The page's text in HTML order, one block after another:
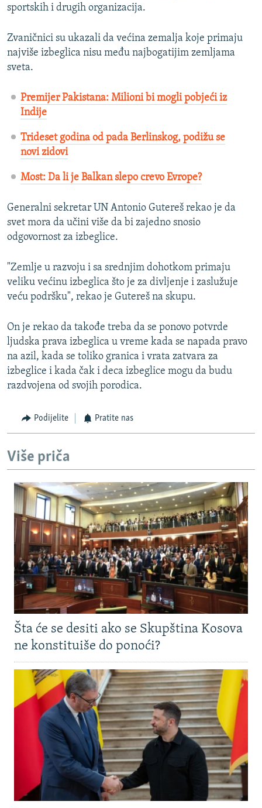
sportskih i drugih organizacija.
Zvaničnici su ukazali da većina zemalja koje primaju
najviše izbeglica nisu među najbogatijim zemljama
sveta.
Premijer Pakistana: Milioni bi mogli pobjeći iz
Indije
Trideset godina od pada Berlinskog, podižu se
novi zidovi
Most: Da li je Balkan slepo crevo Evrope?
Generalni sekretar UN Antonio Gutereš rekao je da
svet mora da učini više da bi zajedno snosio
odgovornost za izbeglice.
"Zemlje u razvoju i sa srednjim dohotkom primaju
veliku većinu izbeglica što je za divljenje i zaslužuje
veću podršku", rekao je Gutereš na skupu.
On je rekao da takođe treba da se ponovo potvrde
ljudska prava izbeglica u vreme kada se napada pravo
na azil, kada se toliko granica i vrata zatvara za
izbeglice i kada čak i deca izbeglice mogu da budu
razdvojena od svojih porodica.
Podijelite Pratite nas
Više priča
Šta će se desiti ako se Skupština Kosova
ne konstituiše do ponoći?